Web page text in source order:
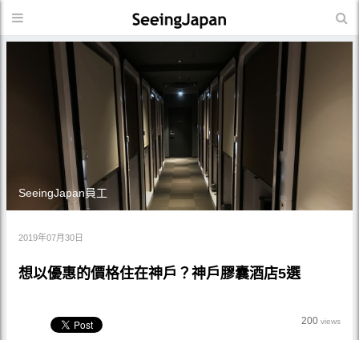
SeeingJapan員工
2019年07月30日
想以優惠的價格住在神戶？神戶膠囊酒店5選
200 views